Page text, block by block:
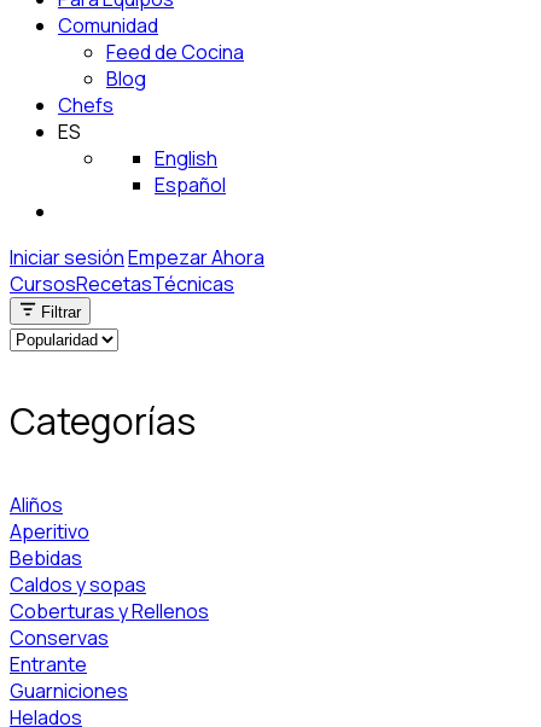
Comunidad
Feed de Cocina
Blog
Chefs
ES
English
Español
Iniciar sesiónEmpezar Ahora
CursosRecetasTécnicas
Filtrar
Categorías
Aliños
Aperitivo
Bebidas
Caldos y sopas
Coberturas y Rellenos
Conservas
Entrante
Guarniciones
Helados